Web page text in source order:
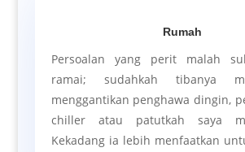
Rumah
Persoalan yang perit malah
ramai; sudahkah tibanya
menggantikan penghawa dingin,
chiller atau patutkah saya
Kekadang ia lebih menfaatkan